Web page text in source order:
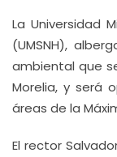
La Universidad
(UMSNH),
ambiental que
Morelia, y será
áreas de la
El rector